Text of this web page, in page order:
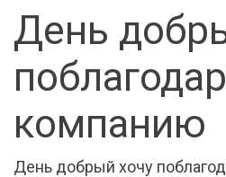
День
компанию
День добрый хочу